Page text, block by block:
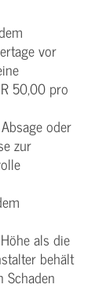
vor
50,00 pro
oder
zur
als die
behält
Schaden